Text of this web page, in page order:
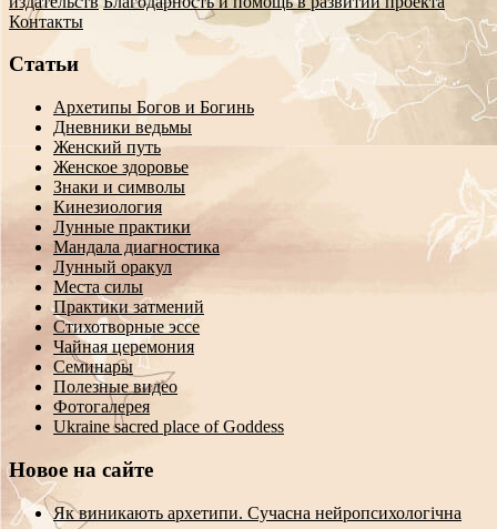
Контакты
Статьи
Архетипы Богов и Богинь
Дневники ведьмы
Женский путь
Женское здоровье
Знаки и символы
Кинезиология
Лунные практики
Мандала диагностика
Лунный оракул
Места силы
Практики затмений
Стихотворные эссе
Чайная церемония
Семинары
Полезные видео
Фотогалерея
Ukraine sacred place of Goddess
Новое на сайте
Як виникають архетипи. Сучасна нейропсихологічна